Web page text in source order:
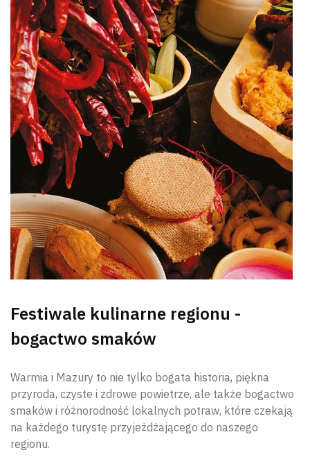
Festiwale kulinarne regionu -
bogactwo smaków
Warmia i Mazury to nie tylko bogata historia, piękna
przyroda, czyste i zdrowe powietrze, ale także bogactwo
smaków i różnorodność lokalnych potraw, które czekają
na każdego turystę przyjeżdżającego do naszego
regionu.